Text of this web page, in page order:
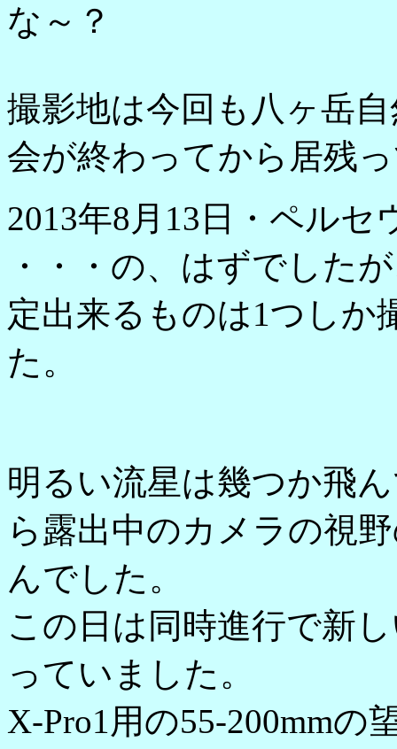
な～？
撮影地は今回も八ヶ岳
会が終わってから居残
2013年8月13日・ペルセ
・・・の、はずでした
定出来るものは1つしか
た。
明るい流星は幾つか飛
ら露出中のカメラの視
んでした。
この日は同時進行で新
っていました。
X-Pro1用の55-200mmの